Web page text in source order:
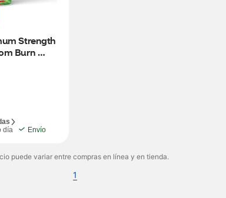
Strength
Burn
día
Envío
puede variar entre compras en línea y en tienda.
1